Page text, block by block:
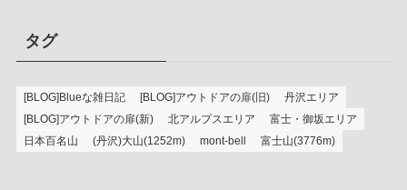
タグ
[BLOG]Blueな雑日記 [BLOG]アウトドアの扉(旧)
丹沢エリア
[BLOG]アウトドアの扉(新)
北アルプスエリア
富士・御坂エリア
日本百名山
(丹沢)大山(1252m) mont-bell 富士山(3776m)